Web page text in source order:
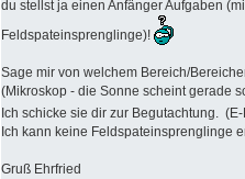
du stellst ja einen Anfänger Aufgaben
Feldspateinsprenglinge)!
Sage mir von welchem Bereich/
(Mikroskop - die Sonne scheint gerade
Ich schicke sie dir zur Begutachtung.
Ich kann keine Feldspateinsprenglinge
Gruß Ehrfried